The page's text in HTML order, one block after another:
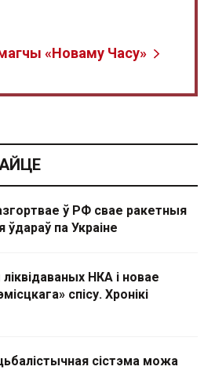
«Новаму Часу»
ў РФ свае ракетныя
ўдараў па Украіне
НКА і новае
спісу. Хронікі
сістэма можа